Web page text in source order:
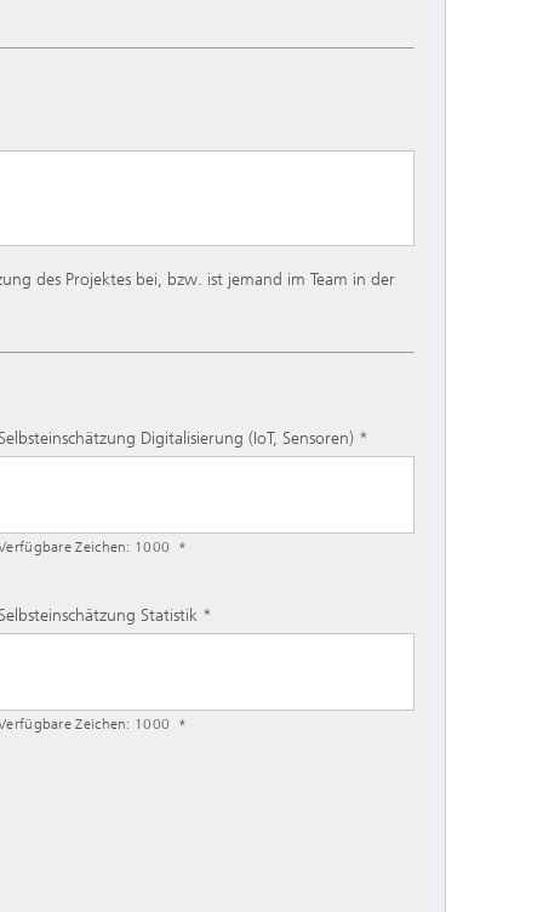
des Projektes bei, bzw. ist jemand im Team in der
Selbsteinschätzung Digitalisierung (IoT, Sensoren)
Zeichen: 1000
Selbsteinschätzung Statistik
Zeichen: 1000